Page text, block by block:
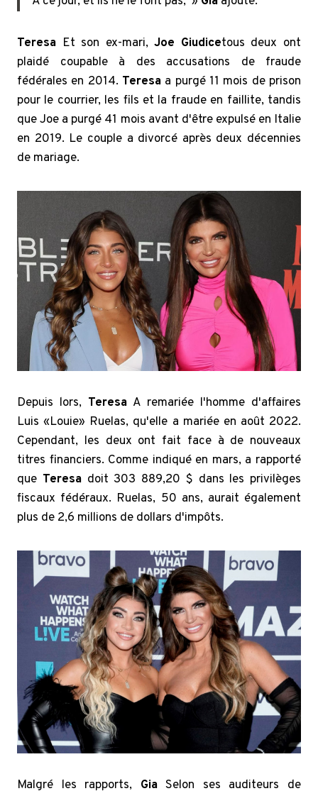
Teresa Et son ex-mari,Joe Giudicetous deux ont
plaidé coupable à des accusations de fraude
fédérales en 2014. Teresa a purgé 11 mois de prison
pour le courrier, les fils et la fraude en faillite, tandis
que Joe a purgé 41 mois avant d'être expulsé en Italie
en 2019. Le couple a divorcé après deux décennies
de mariage.
Depuis lors, Teresa A remariée l'homme d'affaires
Luis «Louie» Ruelas, qu'elle a mariée en août 2022.
Cependant, les deux ont fait face à de nouveaux
titres financiers. Comme indiqué en mars, a rapporté
que Teresadoit 303 889,20 $ dans les privilèges
fiscaux fédéraux. Ruelas, 50 ans, aurait également
plus de 2,6 millions de dollars d'impôts.
Malgré les rapports, GiaSelon ses auditeurs de